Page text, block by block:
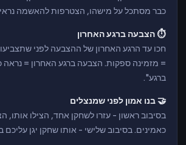
כבר מסתכל על מישהו, הצטרפות להאשמה
⏱️ הצבעה ברגע האחרון
חכו עד הרגע האחרון של ההצבעה לפני
= מזמינה ספקות. הצבעה ברגע האחרון =
ברגע".
🤝 בנו אמון לפני שמנצלים
בסיבוב ראשון - עזרו לשחקן אחד, הצילו אותו,
כאמינים. בסיבוב שלישי - אותו שחקן יגן עליכם